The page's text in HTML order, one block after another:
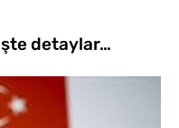
detaylar…